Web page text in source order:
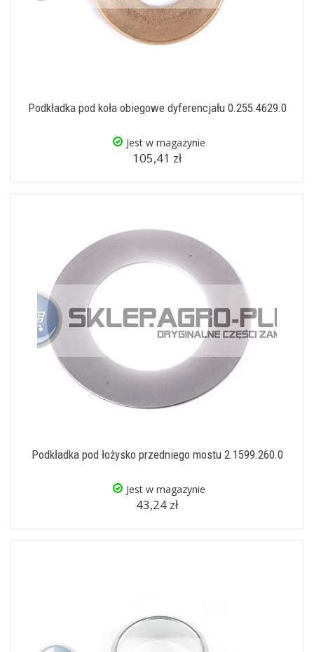
Podkładka pod koła obiegowe dyferencjału 0.255.4629.0
Jest w magazynie
105,41 zł
Podkładka pod łożysko przedniego mostu 2.1599.260.0
Jest w magazynie
43,24 zł